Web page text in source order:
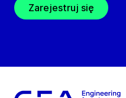
Zarejestruj się